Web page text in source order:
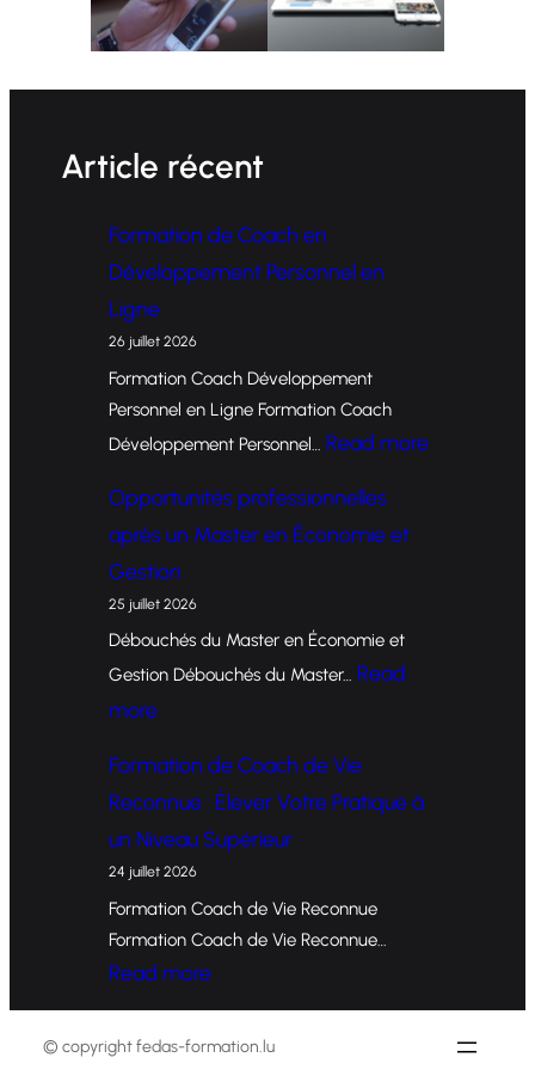
Article récent
Formation de Coach en
Développement Personnel en
Ligne
26 juillet 2026
Formation Coach Développement
Personnel en Ligne Formation Coach
Développement Personnel… Read more:
Opportunités professionnelles
après un Master en Économie et
Gestion
25 juillet 2026
Débouchés du Master en Économie et
Gestion Débouchés du Master… Read
more:
t
u
n
i
Formation de Coach de Vie
Reconnue : Élever Votre Pratique à
un Niveau Supérieur
24 juillet 2026
Formation Coach de Vie Reconnue
Formation Coach de Vie Reconnue…
Read more:
F
o
© copyright fedas-formation.lu